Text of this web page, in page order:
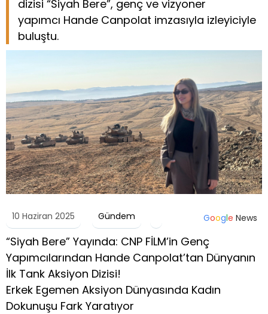
dizisi “Siyah Bere”, genç ve vizyoner
yapımcı Hande Canpolat imzasıyla izleyiciyle
buluştu.
10 Haziran 2025 Gündem Google News
“Siyah Bere” Yayında: CNP FİLM’in Genç
Yapımcılarından Hande Canpolat’tan Dünyanın
İlk Tank Aksiyon Dizisi!
Erkek Egemen Aksiyon Dünyasında Kadın
Dokunuşu Fark Yaratıyor